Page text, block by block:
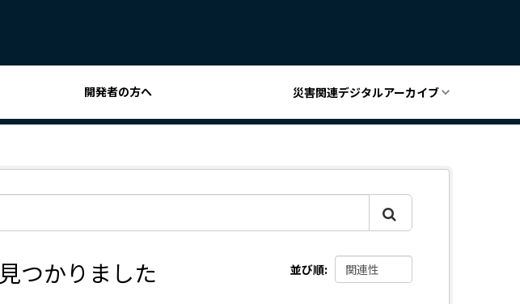
開発者の方へ 災害関連デジタルアーカイブ
並び順
つかりました